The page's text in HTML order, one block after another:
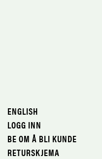
ENGLISH
LOGG INN
BE OM Å BLI KUNDE
RETURSKJEMA